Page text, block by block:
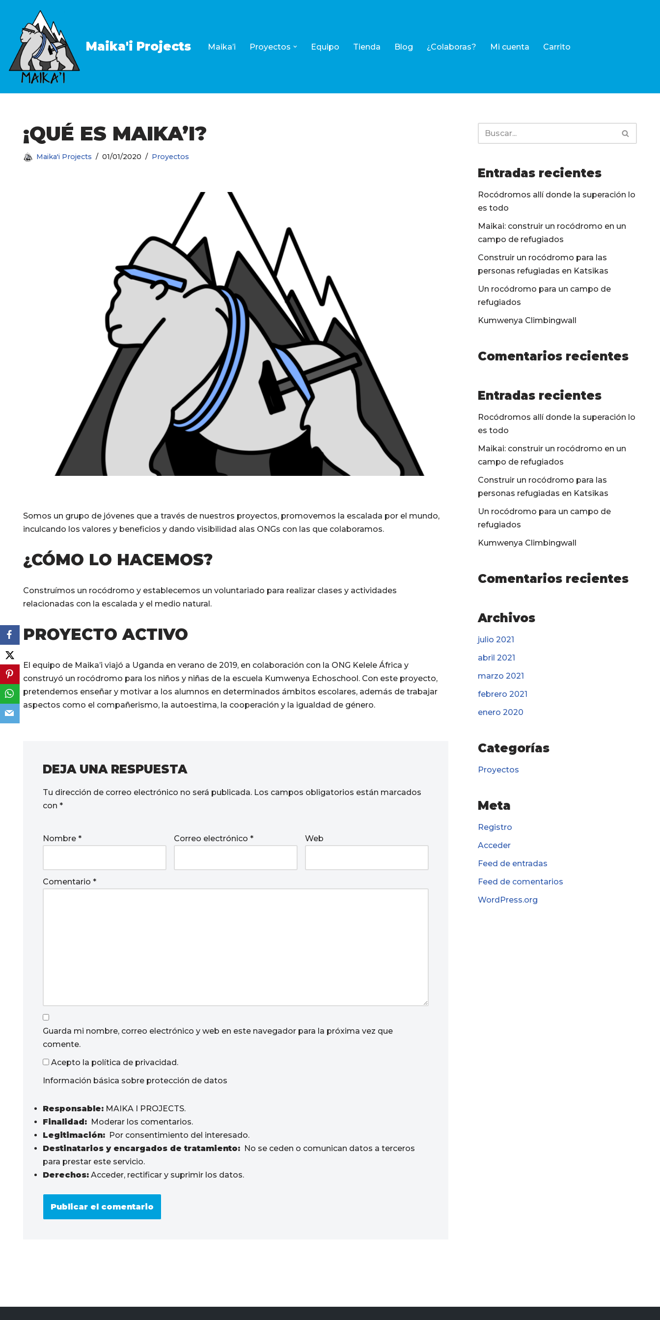
Saltar
contenido
Maika'i Projects Maika’i Proyectos Equipo Tienda Blog ¿Colaboras? Mi cuenta Carrito
¡QUÉ ES MAIKA’I?
Maika'i Projects 01/01/2020 Proyectos
Somos un grupo de jóvenes que a través de nuestros proyectos, promovemos la escalada por el mundo,
inculcando los valores y beneficios y dando visibilidad alas ONGs con las que colaboramos.
¿CÓMO LO HACEMOS?
Construímos un rocódromo y establecemos un voluntariado para realizar clases y actividades
relacionadas con la escalada y el medio natural.
PROYECTO ACTIVO
El equipo de Maika’i viajó a Uganda en verano de 2019, en colaboración con la ONG Kelele África y
construyó un rocódromo para los niños y niñas de la escuela Kumwenya Echoschool. Con este proyecto,
pretendemos enseñar y motivar a los alumnos en determinados ámbitos escolares, además de trabajar
aspectos como el compañerismo, la autoestima, la cooperación y la igualdad de género.
DEJA UNA RESPUESTA
Tu dirección de correo electrónico no será publicada. Los campos obligatorios están marcados
con *
Nombre * Correo electrónico * Web
Comentario *
Guarda mi nombre, correo electrónico y web en este navegador para la próxima vez que
comente.
Acepto la política de privacidad.
Información básica sobre protección de datos
Responsable: MAIKA I PROJECTS.
Finalidad: Moderar los comentarios.
Legitimación: Por consentimiento del interesado.
Destinatarios y encargados de tratamiento: No se ceden o comunican datos a terceros
para prestar este servicio.
Derechos: Acceder, rectificar y suprimir los datos.
Entradas recientes
Rocódromos allí donde la superación lo
es todo
Maikai: construir un rocódromo en un
campo de refugiados
Construir un rocódromo para las
personas refugiadas en Katsikas
Un rocódromo para un campo de
refugiados
Kumwenya Climbingwall
Comentarios recientes
Entradas recientes
Rocódromos allí donde la superación lo
es todo
Maikai: construir un rocódromo en un
campo de refugiados
Construir un rocódromo para las
personas refugiadas en Katsikas
Un rocódromo para un campo de
refugiados
Kumwenya Climbingwall
Comentarios recientes
Archivos
julio 2021
abril 2021
marzo 2021
febrero 2021
enero 2020
Categorías
Proyectos
Meta
Registro
Acceder
Feed de entradas
Feed de comentarios
WordPress.org